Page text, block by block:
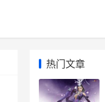
热门文章